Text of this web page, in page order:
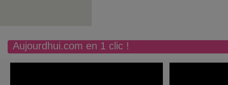
Aujourdhui.com en 1 clic !